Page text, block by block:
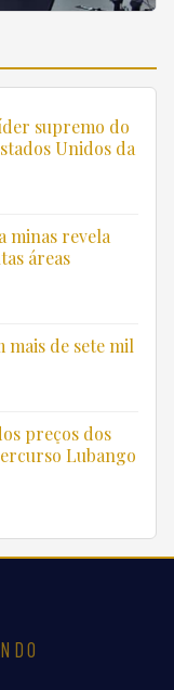
supremo do
Unidos da
minas revela
áreas
de sete mil
preços dos
Lubango